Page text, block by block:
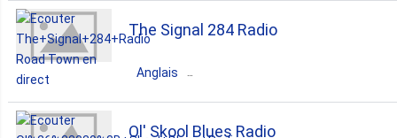
1. Caribbean
1. Dance
The Signal 284 Radio
Anglais
Îles Vierges britanniques
Ol' Skool Blues Radio